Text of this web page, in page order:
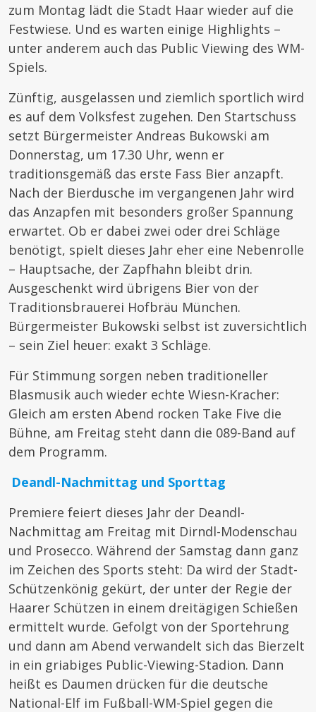
zum Montag lädt die Stadt Haar wieder auf die
Festwiese. Und es warten einige Highlights –
unter anderem auch das Public Viewing des WM-
Spiels.
Zünftig, ausgelassen und ziemlich sportlich wird
es auf dem Volksfest zugehen. Den Startschuss
setzt Bürgermeister Andreas Bukowski am
Donnerstag, um 17.30 Uhr, wenn er
traditionsgemäß das erste Fass Bier anzapft.
Nach der Bierdusche im vergangenen Jahr wird
das Anzapfen mit besonders großer Spannung
erwartet. Ob er dabei zwei oder drei Schläge
benötigt, spielt dieses Jahr eher eine Nebenrolle
– Hauptsache, der Zapfhahn bleibt drin.
Ausgeschenkt wird übrigens Bier von der
Traditionsbrauerei Hofbräu München.
Bürgermeister Bukowski selbst ist zuversichtlich
– sein Ziel heuer: exakt 3 Schläge.
Für Stimmung sorgen neben traditioneller
Blasmusik auch wieder echte Wiesn-Kracher:
Gleich am ersten Abend rocken Take Five die
Bühne, am Freitag steht dann die 089-Band auf
dem Programm.
Deandl-Nachmittag und Sporttag
Premiere feiert dieses Jahr der Deandl-
Nachmittag am Freitag mit Dirndl-Modenschau
und Prosecco. Während der Samstag dann ganz
im Zeichen des Sports steht: Da wird der Stadt-
Schützenkönig gekürt, der unter der Regie der
Haarer Schützen in einem dreitägigen Schießen
ermittelt wurde. Gefolgt von der Sportehrung
und dann am Abend verwandelt sich das Bierzelt
in ein griabiges Public-Viewing-Stadion. Dann
heißt es Daumen drücken für die deutsche
National-Elf im Fußball-WM-Spiel gegen die